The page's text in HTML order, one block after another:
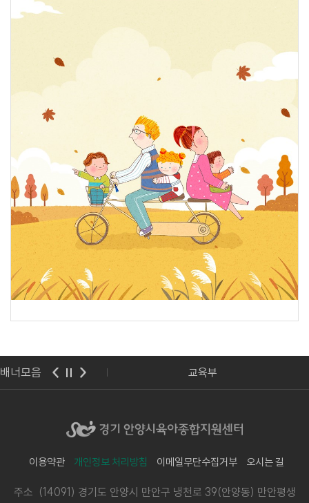
배너모음
육교육진흥원 교육부
이용약관 개인정보 처리방침 이메일무단수집거부 오시는 길
주소 (14091) 경기도 안양시 만안구 냉천로 39(안양동) 만안평생